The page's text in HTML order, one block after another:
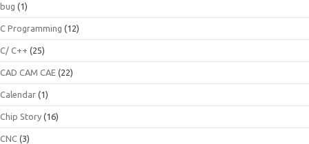
bug (1)
C Programming (12)
C/ C++ (25)
CAD CAM CAE (22)
Calendar (1)
Chip Story (16)
CNC (3)